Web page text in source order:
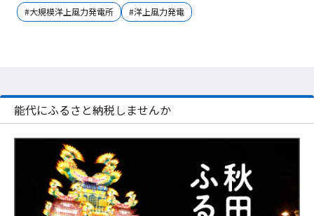
#大規模洋上風力発電所 #洋上風力発電
能代にふるさと納税しませんか